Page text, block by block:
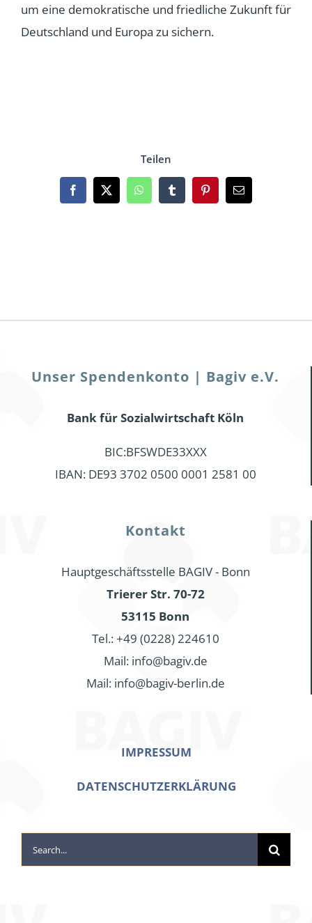
um eine demokratische und friedliche Zukunft für
Deutschland und Europa zu sichern.
Teilen
Facebook
X WhatsAppTumblrPinterestEmail
Unser Spendenkonto | Bagiv e.V.
Bank für Sozialwirtschaft Köln
BIC:BFSWDE33XXX
IBAN: DE93 3702 0500 0001 2581 00
Kontakt
Hauptgeschäftsstelle BAGIV - Bonn
Trierer Str. 70-72
53115 Bonn
Tel.: +49 (0228) 224610
Mail: info@bagiv.de
Mail: info@bagiv-berlin.de
IMPRESSUM
DATENSCHUTZERKLÄRUNG
Search
for: